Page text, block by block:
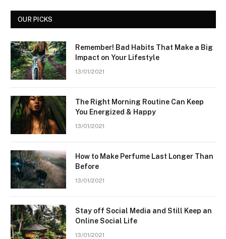
OUR PICKS
Remember! Bad Habits That Make a Big
Impact on Your Lifestyle
13/01/2021
The Right Morning Routine Can Keep
You Energized & Happy
13/01/2021
How to Make Perfume Last Longer Than
Before
13/01/2021
Stay off Social Media and Still Keep an
Online Social Life
13/01/2021